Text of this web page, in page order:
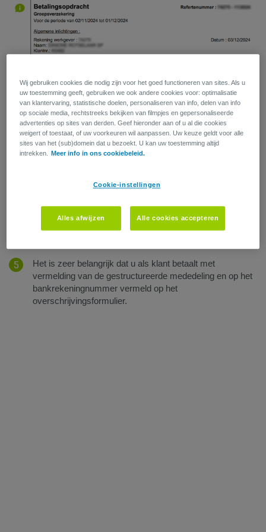
Periode: de betalingsopdracht wordt maandelijks
uitgegeven (in geval van maandelijkse premieopvraging).
Refertenummer
: het nummer van uw betalingsgroep.
ons voorbeeld: november 2024)
Rekening werkgever: idem refertenummer
Het bedrag op de eerste pagina maakt de som van alle
Het is zeer belangrijk dat u als klant betaalt met
vermelding van de gestructureerde mededeling en op het
bankrekeningnummer vermeld op het
overschrijvingsformulier.
Wij gebruiken cookies die nodig zijn voor het goed functioneren van sites. Als u
uw toestemming geeft, gebruiken we ook andere cookies voor: optimalisatie
van klantervaring, statistische doelen, personaliseren van info, delen van info
op sociale media, rechtstreeks bekijken van filmpjes en gepersonaliseerde
advertenties op sites van derden. Geef hieronder aan of u al die cookies
weigert of toestaat, of uw voorkeuren wil aanpassen. Uw keuze geldt voor alle
sites van het (sub)domein dat u bezoekt. U kan uw toestemming altijd
intrekken. Meer info in ons cookiebeleid.
Cookie-instellingen
Alles afwijzen Alle cookies accepteren